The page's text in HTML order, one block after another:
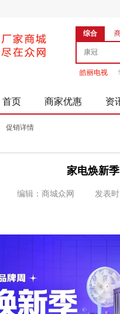
综合
皓丽电视
首页 商家优惠 资
促销详情
家电焕新季
编辑：商城众网 发表